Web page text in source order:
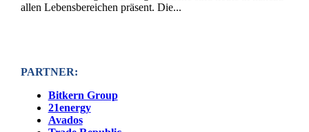
allen Lebensbereichen präsent. Die...
PARTNER:
Bitkern Group
21energy
Avados